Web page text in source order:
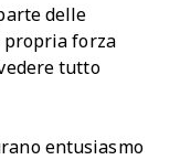
delle
forza
tutto
entusiasmo